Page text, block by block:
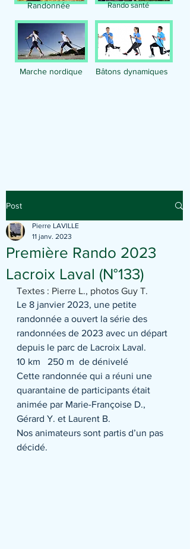
Randonnée Rando santé
Marche nordique Bâtons dynamiques
Post
Première Rando 2023
Lacroix Laval (N°133)
Pierre LAVILLE
11 janv. 2023
Textes : Pierre L., photos Guy T.
Le 8 janvier 2023, une petite
randonnée a ouvert la série des
randonnées de 2023 avec un départ
depuis le parc de Lacroix Laval.
10 km   250 m  de dénivelé
Cette randonnée qui a réuni une
quarantaine de participants était
animée par Marie-Françoise D.,
Gérard Y. et Laurent B.
Nos animateurs sont partis d’un pas
décidé.